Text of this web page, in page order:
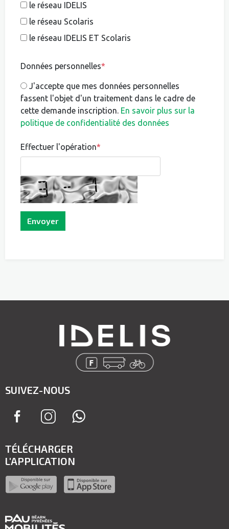
le réseau IDELIS
le réseau Scolaris
le réseau IDELIS ET Scolaris
Données personnelles*
fassent l'objet d'un traitement dans le cadre de
cette demande inscription. En savoir plus sur la
politique de confidentialité des données
Effectuer l'opération*
SUIVEZ-NOUS
TÉLÉCHARGER
L'APPLICATION